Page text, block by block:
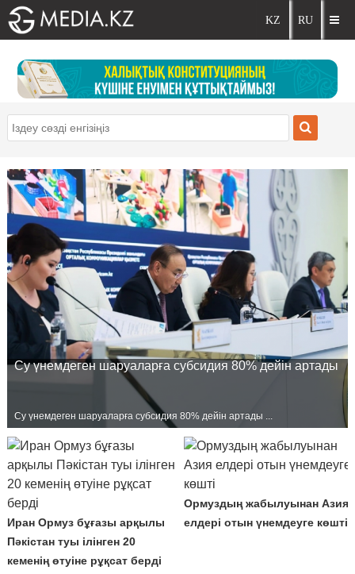
Су үнемдеген шаруаларға субсидия 80% дейін артады
Су үнемдеген шаруаларға субсидия 80% дейін артады ...
Иран Ормуз бұғазы арқылы
Пәкістан туы ілінген 20
кеменің өтуіне рұқсат берді
Ормуздың жабылуынан Азия
елдері отын үнемдеуге көшті